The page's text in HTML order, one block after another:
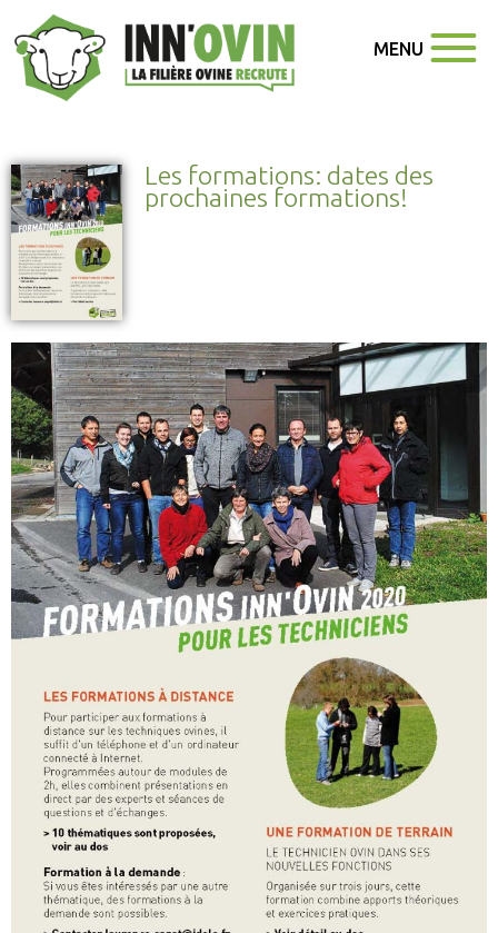
MENU
Les formations: dates des
prochaines formations!